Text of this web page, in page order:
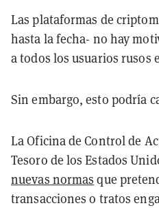
Las plataformas de
hasta la fecha- no hay
a todos los usuarios rusos
Sin embargo, esto podría
La Oficina de Control de
Tesoro de los Estados
nuevas normas que
transacciones o tratos